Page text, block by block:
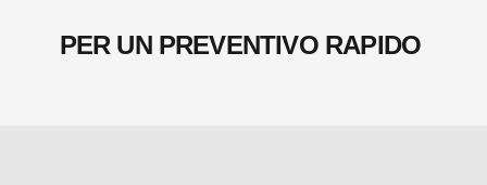
PER UN PREVENTIVO RAPIDO